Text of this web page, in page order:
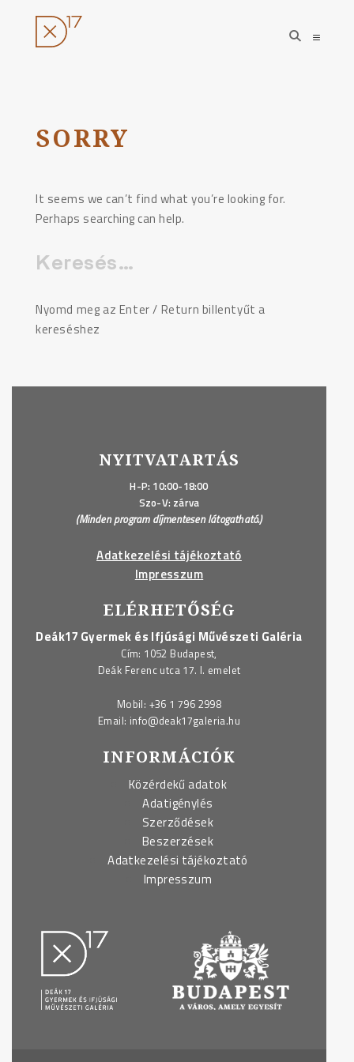
tartalomhoz
open
search
open
SORRY
It seems we can’t find what you’re looking for.
Perhaps searching can help.
Keresés:
Nyomd meg az Enter / Return billentyűt a
kereséshez
NYITVATARTÁS
H-P: 10:00-18:00
Szo-V: zárva
(Minden program díjmentesen látogatható.)
Adatkezelési tájékoztató
Impresszum
ELÉRHETŐSÉG
Deák17 Gyermek és Ifjúsági Művészeti Galéria
Cím: 1052 Budapest,
Deák Ferenc utca 17. I. emelet
Mobil: +36 1 796 2998
Email: info@deak17galeria.hu
INFORMÁCIÓK
Közérdekű adatok
Adatigénylés
Szerződések
Beszerzések
Adatkezelési tájékoztató
Impresszum